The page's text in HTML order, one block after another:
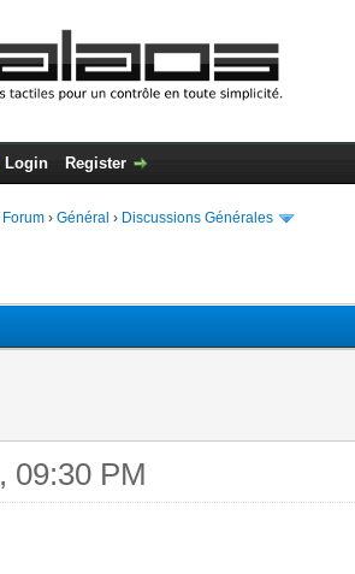
Login Register
› Général › Discussions Générales
09:30 PM